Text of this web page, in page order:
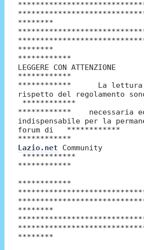
********
********
LEGGERE CON
************
************ La lettura
rispetto del regolamento
************
************ necessaria
indispensabile per la
forum di ************
Lazio.net
************
************
********
********